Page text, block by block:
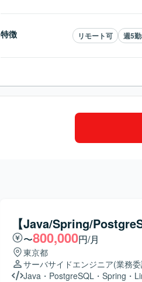
特徴 リモート可 週5
【Java/Spring/
〜800,000円/月
東京都
サーバサイドエンジニア(業務
Java ・ PostgreSQL ・ Spring ・